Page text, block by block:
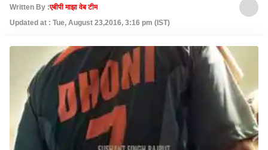
Written By :एबीपी माझा वेब टीम
Updated at : Tue, August 23,2016, 3:16 pm (IST)